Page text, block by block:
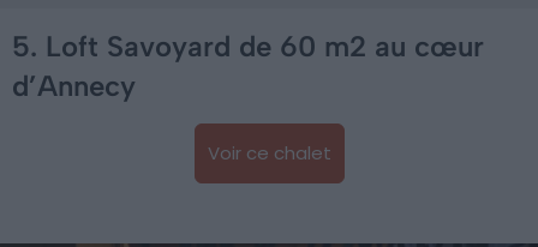
5. Loft Savoyard de 60 m2 au cœur
d’Annecy
Voir ce chalet